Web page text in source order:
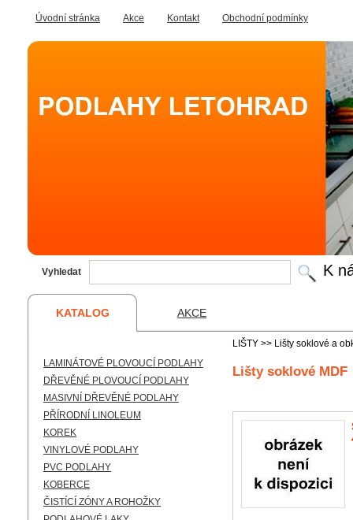
Lišty soklové MDF
LAMINÁTOVÉ PLOVOUCÍ PODLAHY
DŘEVĚNÉ PLOVOUCÍ PODLAHY
MASIVNÍ DŘEVĚNÉ PODLAHY
PŘÍRODNÍ LINOLEUM
KOREK
VINYLOVÉ PODLAHY
PVC PODLAHY
KOBERCE
ČISTÍCÍ ZÓNY A ROHOŽKY
Úvodní stránka Akce Kontakt Obchodní podmínky
Vyhledat K
KATALOG AKCE
LIŠTY >> Lišty soklové a